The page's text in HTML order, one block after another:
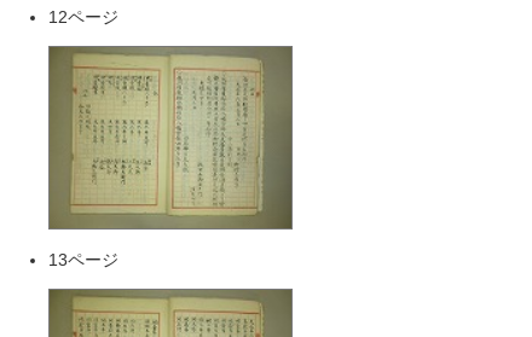
12ページ
13ページ